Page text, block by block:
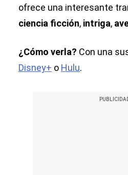
ofrece una interesante
ciencia ficción, intriga,
¿Cómo verla? Con una
Disney+ o Hulu.